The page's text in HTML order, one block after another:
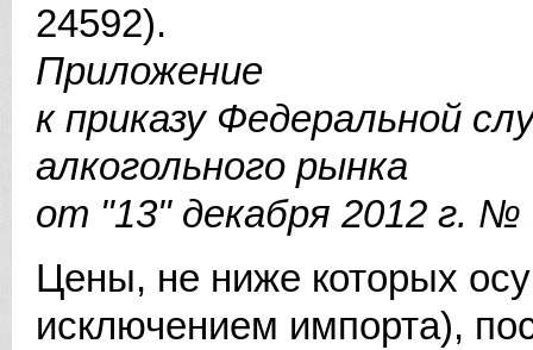
24592).
Приложение
к приказу Федеральной
алкогольного рынка
от "13" декабря 2012 г. №
Цены, не ниже которых
исключением импорта),